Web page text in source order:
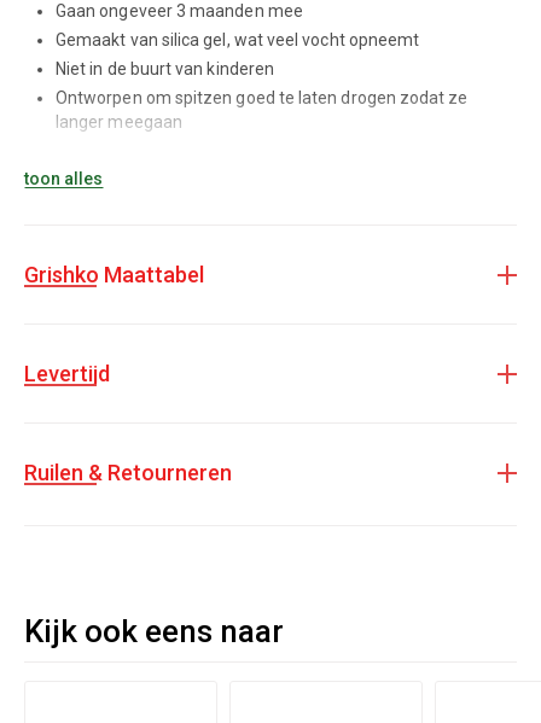
Gaan ongeveer 3 maanden mee
Gemaakt van silica gel, wat veel vocht opneemt
Niet in de buurt van kinderen
Ontworpen om spitzen goed te laten drogen zodat ze
langer meegaan
toon alles
Grishko Maattabel
Levertijd
Ruilen & Retourneren
Kijk ook eens naar